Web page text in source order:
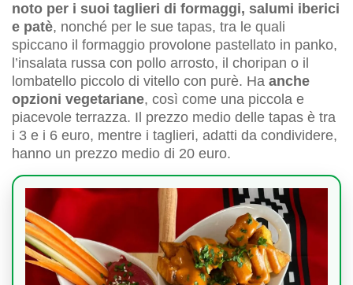
noto per i suoi taglieri di formaggi, salumi iberici
e patè, nonché per le sue tapas, tra le quali
spiccano il formaggio provolone pastellato in panko,
l’insalata russa con pollo arrosto, il choripan o il
lombatello piccolo di vitello con purè. Ha anche
opzioni vegetariane, così come una piccola e
piacevole terrazza. Il prezzo medio delle tapas è tra
i 3 e i 6 euro, mentre i taglieri, adatti da condividere,
hanno un prezzo medio di 20 euro.